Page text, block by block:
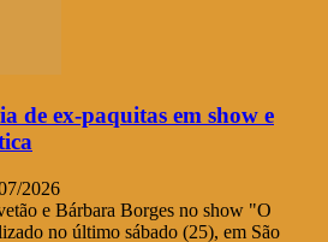
de ex-paquitas em show e
2026
e Bárbara Borges no show "O
no último sábado (25), em São